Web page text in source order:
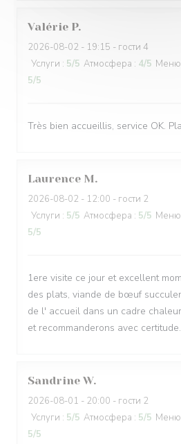
Valérie P
2026-08-02 - 19:15 - гости 4
Услуги : 5/5 Атмосфера : 4/5 Меню
5/5
Très bien accueillis, service OK.
Laurence M
2026-08-02 - 12:00 - гости 2
Услуги : 5/5 Атмосфера : 5/5 Меню
5/5
1ere visite ce jour et excellent
des plats, viande de bœuf
de l' accueil dans un cadre
et recommanderons avec
Sandrine W
2026-08-01 - 20:00 - гости 2
Услуги : 5/5 Атмосфера : 5/5 Меню
5/5